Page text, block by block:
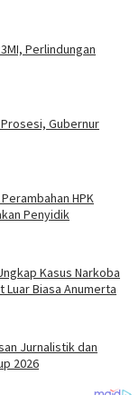
Perlindungan
Prosesi, Gubernur
HPK
Penyidik
Kasus Narkoba
Luar Biasa Anumerta
Jurnalistik dan
2026